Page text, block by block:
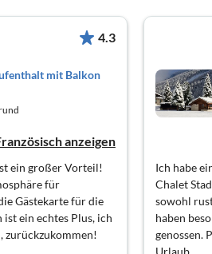
4.3
mit Balkon
anzeigen
ein großer Vorteil!
für
Gästekarte für die
ist ein echtes Plus, ich
zurückzukommen!
Ich habe
Chalet
sowohl
haben
genossen.
Urlaub.